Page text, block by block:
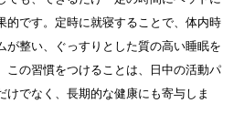
的です。定時に就寝することで、体内時
が整い、ぐっすりとした質の高い睡眠を
この習慣をつけることは、日中の活動パ
けでなく、長期的な健康にも寄与しま